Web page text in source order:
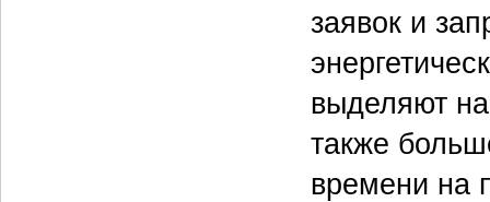
заявок и
выделяют
также
времени на